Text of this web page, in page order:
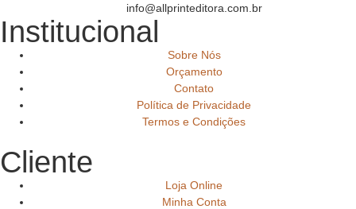
info@allprinteditora.com.br
Institucional
Sobre Nós
Orçamento
Contato
Política de Privacidade
Termos e Condições
Cliente
Loja Online
Minha Conta